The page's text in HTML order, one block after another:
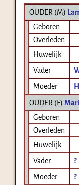
OUDER (M)
Geboren
Overleden
Huwelijk
Vader
Moeder
OUDER (F)
Geboren
Overleden
Huwelijk
Vader
?
Moeder
?